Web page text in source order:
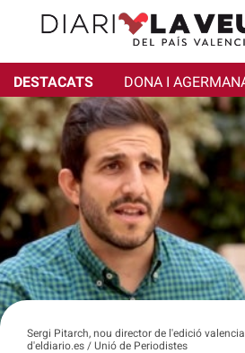
DESTACATS DONA I
Sergi Pitarch, nou director de l'edició
d'eldiario.es / Unió de Periodistes